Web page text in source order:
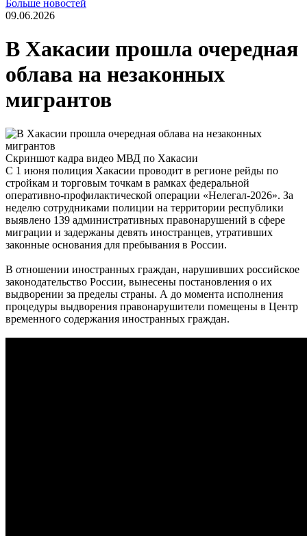
Больше новостей
09.06.2026
В Хакасии прошла очередная
облава на незаконных
мигрантов
Скриншот кадра видео МВД по Хакасии
С 1 июня полиция Хакасии проводит в регионе рейды по
стройкам и торговым точкам в рамках федеральной
оперативно-профилактической операции «Нелегал-2026». За
неделю сотрудниками полиции на территории республики
выявлено 139 административных правонарушений в сфере
миграции и задержаны девять иностранцев, утративших
законные основания для пребывания в России.
В отношении иностранных граждан, нарушивших российское
законодательство России, вынесены постановления о их
выдворении за пределы страны. А до момента исполнения
процедуры выдворения правонарушители помещены в Центр
временного содержания иностранных граждан.